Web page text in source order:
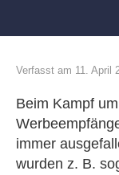
Verfasst am 11. April
Beim Kampf
immer
wurden z. B.